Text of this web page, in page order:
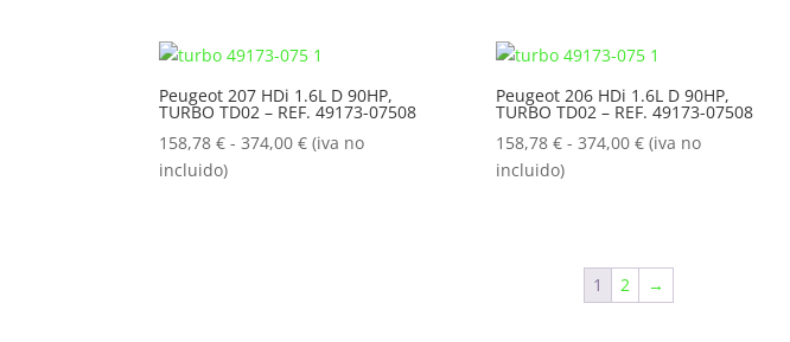
158,78 €
hasta
374,00 €
hasta
374,00 €
Peugeot 207 HDi 1.6L D 90HP,
TURBO TD02 – REF. 49173-07508
158,78€ - 374,00€Rango
(iva no
incluido)
Peugeot 206 HDi 1.6L D 90HP,
TURBO TD02 – REF. 49173-07508
158,78 € - 374,00 €Rango
374,00 €
(iva no
incluido)
1 2 →